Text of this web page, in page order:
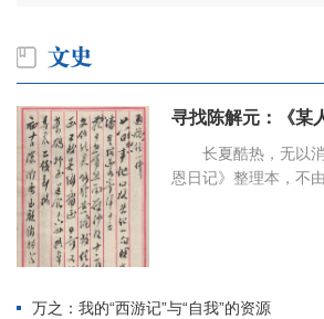
寻找陈解元：《某
长夏酷热，无以
恩日记》整理本，不
万之：我的“西游记”与“自我”的资源